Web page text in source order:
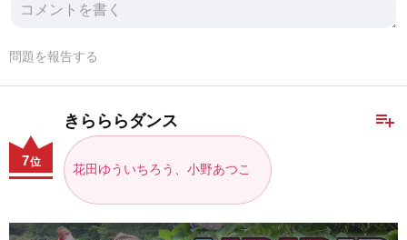
問題を報告する
playlist_add
きらららダンス
花田ゆういちろう、小野あつこ
7位